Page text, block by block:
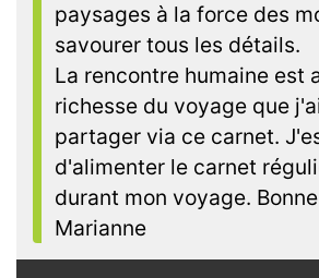
paysages à la force des
savourer tous les détails.
La rencontre humaine est
richesse du voyage que
partager via ce carnet.
d'alimenter le carnet
durant mon voyage.
Marianne